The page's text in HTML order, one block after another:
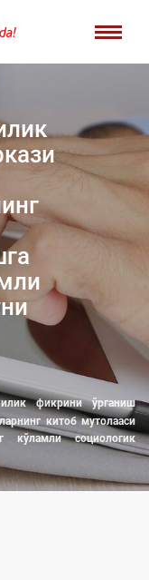
фикрини ўрганиш
китоб мутолааси
кўламли социологик